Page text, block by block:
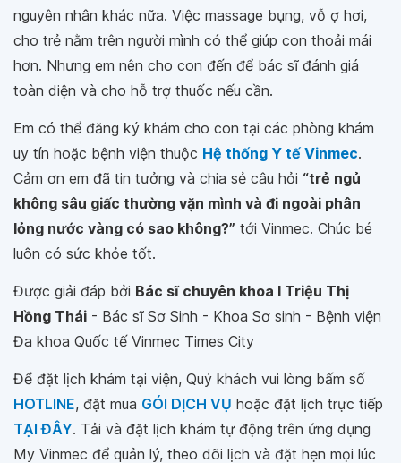
nguyên nhân khác nữa. Việc massage bụng, vỗ ợ hơi,
cho trẻ nằm trên người mình có thể giúp con thoải mái
hơn. Nhưng em nên cho con đến để bác sĩ đánh giá
toàn diện và cho hỗ trợ thuốc nếu cần.
Em có thể đăng ký khám cho con tại các phòng khám
uy tín hoặc bệnh viện thuộc Hệ thống Y tế Vinmec.
Cảm ơn em đã tin tưởng và chia sẻ câu hỏi “trẻ ngủ
không sâu giấc thường vặn mình và đi ngoài phân
lỏng nước vàng có sao không?” tới Vinmec. Chúc bé
luôn có sức khỏe tốt.
Được giải đáp bởi Bác sĩ chuyên khoa I Triệu Thị
Hồng Thái - Bác sĩ Sơ Sinh - Khoa Sơ sinh - Bệnh viện
Đa khoa Quốc tế Vinmec Times City
Để đặt lịch khám tại viện, Quý khách vui lòng bấm số
HOTLINE, đặt mua GÓI DỊCH VỤ hoặc đặt lịch trực tiếp
TẠI ĐÂY. Tải và đặt lịch khám tự động trên ứng dụng
My Vinmec để quản lý, theo dõi lịch và đặt hẹn mọi lúc